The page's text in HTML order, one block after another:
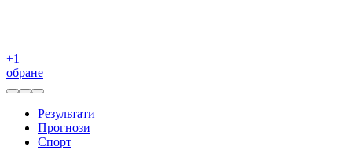
+1
обране
Результати
Прогнози
Спорт